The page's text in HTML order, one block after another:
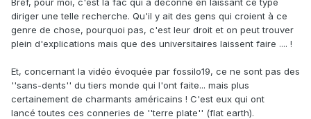
diriger une telle recherche. Qu'il y ait des gens qui croient à ce
genre de chose, pourquoi pas, c'est leur droit et on peut trouver
plein d'explications mais que des universitaires laissent faire .... !
Et, concernant la vidéo évoquée par fossilo19, ce ne sont pas des
''sans-dents'' du tiers monde qui l'ont faite... mais plus
certainement de charmants américains ! C'est eux qui ont
lancé toutes ces conneries de ''terre plate'' (flat earth).